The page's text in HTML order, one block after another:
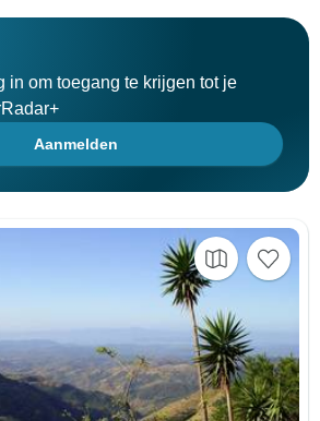
in om toegang te krijgen tot je
Aanmelden